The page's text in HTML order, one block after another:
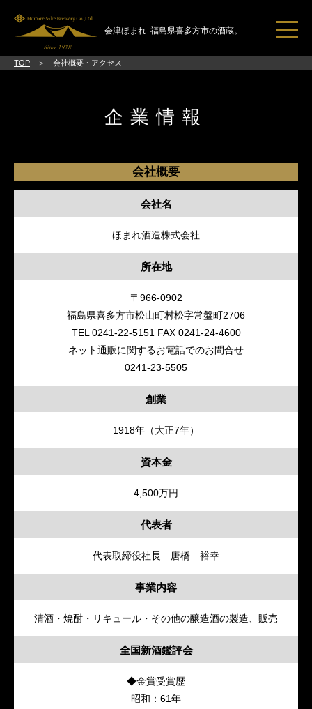
会津ほまれ 福島県喜多方市の酒蔵。
トピックス一覧
ブランドコンセプト
直売所・見学
ご挨拶
会社概要
アクセス
お問い合わせ
オンラインショップ
TOP 会社概要・アクセス
企業情報
会社概要
会社名
ほまれ酒造株式会社
所在地
〒966-0902
福島県喜多方市松山町村松字常盤町2706
TEL 0241-22-5151 FAX 0241-24-4600
ネット通販に関するお電話でのお問合せ
0241-23-5505
創業
1918年（大正7年）
資本金
4,500万円
代表者
代表取締役社長 唐橋 裕幸
事業内容
清酒・焼酎・リキュール・その他の醸造酒の製造、販売
全国新酒鑑評会
◆金賞受賞歴
昭和：61年